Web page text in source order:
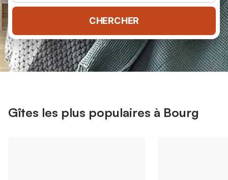
CHERCHER
Gîtes les plus populaires à Bourg